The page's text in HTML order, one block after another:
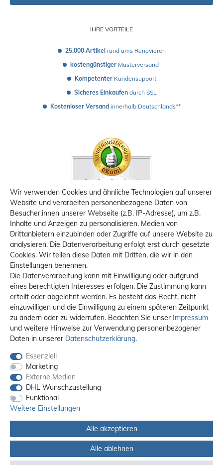
IHRE VORTEILE
25.000 Artikel rund ums Renovieren
kostengünstiger Musterversand
Kompetenter Kundensupport
Sicheres Einkaufen durch SSL
Kostenloser Versand innerhalb Deutschlands**
Versandkosten in andere Länder finden Siehier
Wir verwenden Cookies und ähnliche Technologien auf unserer
Website und verarbeiten personenbezogene Daten von
Besucher:innen unserer Webseite (z.B. IP-Adresse), um z.B.
Inhalte und Anzeigen zu personalisieren, Medien von
Drittanbietern einzubinden oder Zugriffe auf unsere Website zu
analysieren. Die Datenverarbeitung erfolgt erst durch gesetzte
Cookies. Wir teilen diese Daten mit Dritten, die wir in den
Einstellungen benennen.
Die Datenverarbeitung kann mit Einwilligung oder aufgrund
eines berechtigten Interesses erfolgen. Die Zustimmung kann
erteilt oder abgelehnt werden. Es besteht das Recht, nicht
einzuwilligen und die Einwilligung zu einem späteren Zeitpunkt
zu ändern oder zu widerrufen. Beachten Sie unser Impressum
und weitere Hinweise zur Verwendung personenbezogener
Daten in unserer Daten­schutz­erklärung.
Essenziell
Marketing
Externe Medien
DHL Wunschzustellung
Funktional
Weitere Einstellungen
Alle akzeptieren
Alle ablehnen